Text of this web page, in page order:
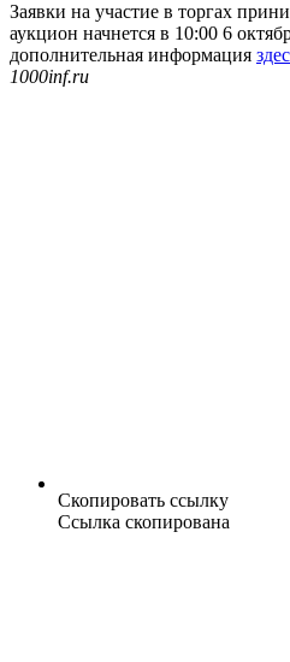
Заявки на участие в торгах
аукцион начнется в 10:00 6
дополнительная информация
1000inf.ru
Скопировать ссылку
Ссылка скопирована